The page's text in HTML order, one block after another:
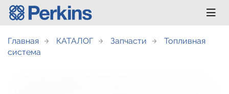
Главная КАТАЛОГ Запчасти
Топливная
система